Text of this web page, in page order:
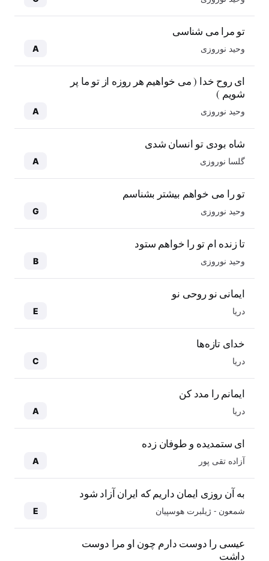
تو مرا می شناسی
وحید نوروزی A
ای روح خدا ( می خواهیم هر روزه از تو ما پر
شویم )
وحید نوروزی A
شاه بودی تو انسان شدی
گلسا نوروزی A
تو را می خواهم بیشتر بشناسم
وحید نوروزی G
تا زنده ام تو را خواهم ستود
وحید نوروزی B
ایمانی نو روحی نو
دریا E
خدای تازه‌ها
دریا C
ایمانم را مدد کن
دریا A
ای ستمدیده و طوفان زده
آزاده تقی پور A
به آن روزی ایمان داریم که ایران آزاد شود
شمعون - ژیلبرت هوسپیان E
عیسی را دوست دارم چون او مرا دوست
داشت